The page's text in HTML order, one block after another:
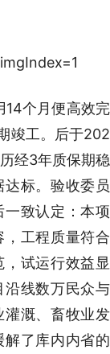
14个月便高效完
竣工。后于202
经3年质保期稳
标。验收委员
致认定：本项
工程质量符合
试运行效益显
线数万民众与
溉、畜牧业发
了库内内省的